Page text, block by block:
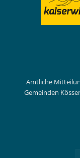
Amtliche
Gemeinden